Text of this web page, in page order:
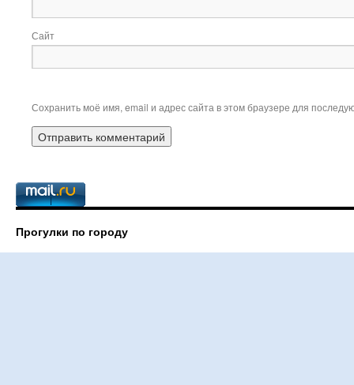
Сайт
Сохранить моё имя, email и адрес сайта в этом браузере для
Прогулки по городу